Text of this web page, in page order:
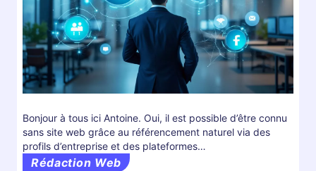
Bonjour à tous ici Antoine. Oui, il est possible d’être connu
sans site web grâce au référencement naturel via des
profils d’entreprise et des plateformes…
Rédaction Web